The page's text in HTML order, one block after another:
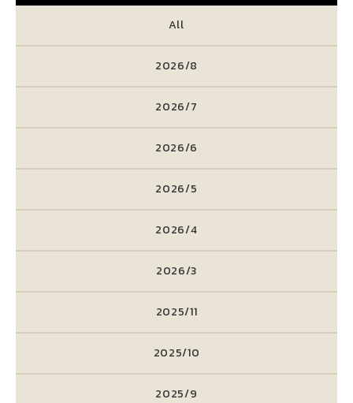
All
2026/8
2026/7
2026/6
2026/5
2026/4
2026/3
2025/11
2025/10
2025/9